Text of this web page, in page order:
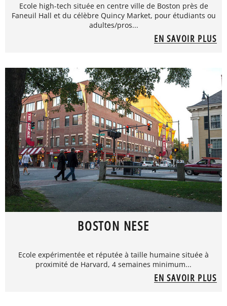
Ecole high-tech située en centre ville de Boston près de
Faneuil Hall et du célèbre Quincy Market, pour étudiants ou
adultes/pros...
EN SAVOIR PLUS
BOSTON NESE
Ecole expérimentée et réputée à taille humaine située à
proximité de Harvard, 4 semaines minimum...
EN SAVOIR PLUS